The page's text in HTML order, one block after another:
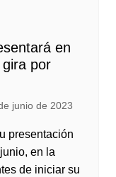
en
por
junio de 2023
presentación
en la
de iniciar su